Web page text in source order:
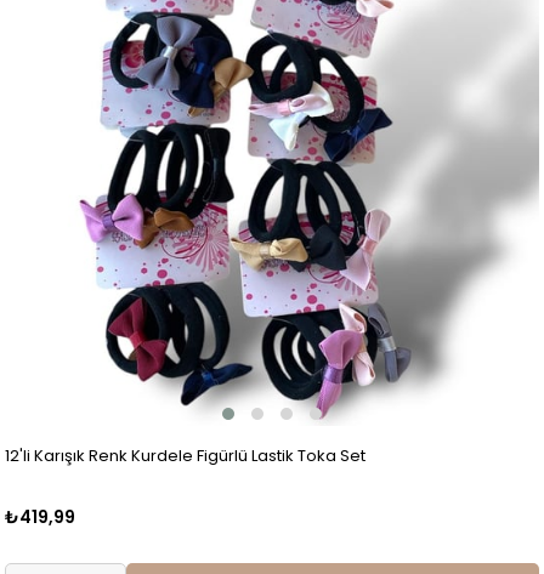
12'li Karışık Renk Kurdele Figürlü Lastik Toka Set
₺419,99